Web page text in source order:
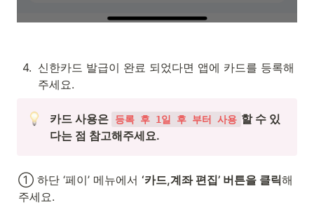
4. 신한카드 발급이 완료 되었다면 앱에 카드를 등록해
주세요.
카드 사용은 등록 후 1일 후 부터 사용 할 수 있
다는 점 참고해주세요.
① 하단 ‘페이’ 메뉴에서 ‘카드,계좌 편집’ 버튼을 클릭해
주세요.